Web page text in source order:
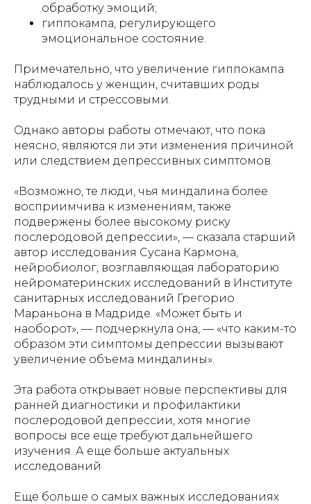
обработку эмоций;
гиппокампа, регулирующего
эмоциональное состояние.
Примечательно, что увеличение гиппокампа
наблюдалось у женщин, считавших роды
трудными и стрессовыми.
Однако авторы работы отмечают, что пока
неясно, являются ли эти изменения причиной
или следствием депрессивных симптомов.
«Возможно, те люди, чья миндалина более
восприимчива к изменениям, также
подвержены более высокому риску
послеродовой депрессии», — сказала старший
автор исследования Сусана Кармона,
нейробиолог, возглавляющая лабораторию
нейроматеринских исследований в Институте
санитарных исследований Грегорио
Мараньона в Мадриде. «Может быть и
наоборот», — подчеркнула она, — «что каким-то
образом эти симптомы депрессии вызывают
увеличение объема миндалины».
Эта работа открывает новые перспективы для
ранней диагностики и профилактики
послеродовой депрессии, хотя многие
вопросы все еще требуют дальнейшего
изучения. А еще больше актуальных
исследований
Еще больше о самых важных исследованиях